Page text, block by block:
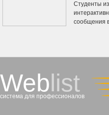
Студенты
сообщения
Weblist
система для профессионалов